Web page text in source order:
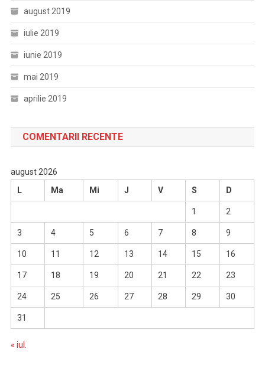
august 2019
iulie 2019
iunie 2019
mai 2019
aprilie 2019
COMENTARII RECENTE
august 2026
L
Ma Mi J V S D
1 2
3 4 5 6 7 8 9
10 11 12 13 14 15 16
17 18 19 20 21 22 23
24 25 26 27 28 29 30
31
« iul.